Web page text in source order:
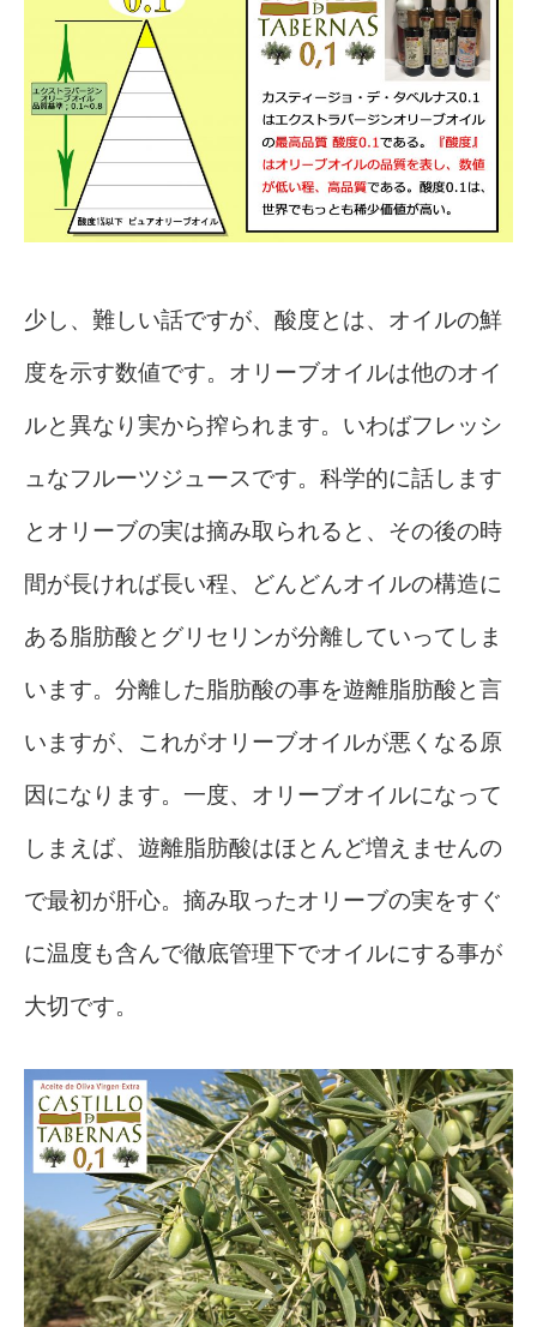
少し、難しい話ですが、酸度とは、オイルの鮮
度を示す数値です。オリーブオイルは他のオイ
ルと異なり実から搾られます。いわばフレッシ
ュなフルーツジュースです。科学的に話します
とオリーブの実は摘み取られると、その後の時
間が長ければ長い程、どんどんオイルの構造に
ある脂肪酸とグリセリンが分離していってしま
います。分離した脂肪酸の事を遊離脂肪酸と言
いますが、これがオリーブオイルが悪くなる原
因になります。一度、オリーブオイルになって
しまえば、遊離脂肪酸はほとんど増えませんの
で最初が肝心。摘み取ったオリーブの実をすぐ
に温度も含んで徹底管理下でオイルにする事が
大切です。